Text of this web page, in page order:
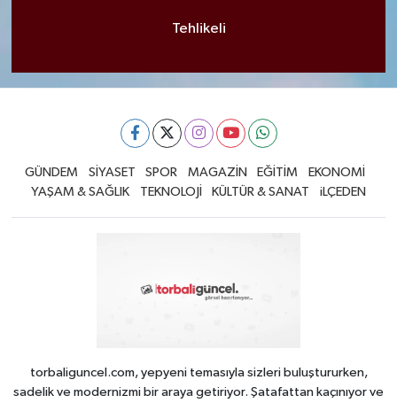
Tehlikeli
GÜNDEM SİYASET SPOR MAGAZİN EĞİTİM
EKONOMİ
YAŞAM & SAĞLIK
TEKNOLOJİ KÜLTÜR & SANAT iLÇEDEN
torbaliguncel.com, yepyeni temasıyla sizleri buluştururken,
sadelik ve modernizmi bir araya getiriyor. Şatafattan kaçınıyor ve